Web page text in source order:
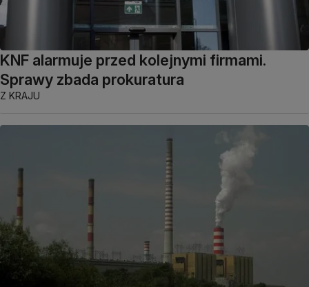
KNF alarmuje przed kolejnymi firmami.
Sprawy zbada prokuratura
Z KRAJU